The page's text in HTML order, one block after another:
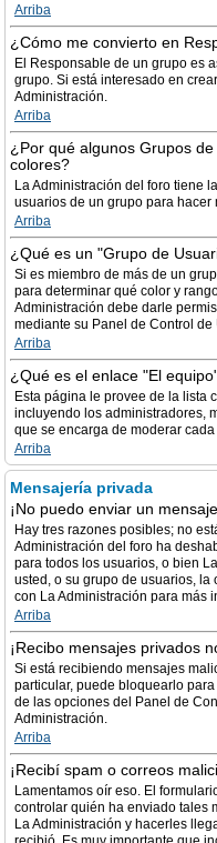
Arriba
¿Cómo me convierto en
El Responsable de un grupo es
grupo. Si está interesado en
Administración.
Arriba
¿Por qué algunos Grupos
colores?
La Administración del foro tiene
usuarios de un grupo para hacer
Arriba
¿Qué es un "Grupo de
Si es miembro de más de un
para determinar qué color y
Administración debe darle
mediante su Panel de Control de
Arriba
¿Qué es el enlace "El
Esta página le provee de la lista
incluyendo los administradores,
que se encarga de moderar
Arriba
Mensajería privada
¡No puedo enviar un
Hay tres razones posibles; no
Administración del foro ha
para todos los usuarios, o bien
usted, o su grupo de usuarios,
con La Administración para más
Arriba
¡Recibo mensajes privados
Si está recibiendo mensajes
particular, puede bloquearlo
de las opciones del Panel de
Administración.
Arriba
¡Recibí spam o correos
Lamentamos oír eso. El
controlar quién ha enviado tales
La Administración y hacerles